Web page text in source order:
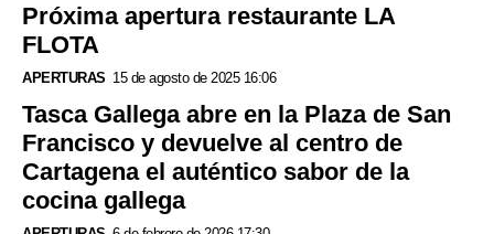
Próxima apertura restaurante LA
FLOTA
APERTURAS 15 de agosto de 2025 16:06
Tasca Gallega abre en la Plaza de San
Francisco y devuelve al centro de
Cartagena el auténtico sabor de la
cocina gallega